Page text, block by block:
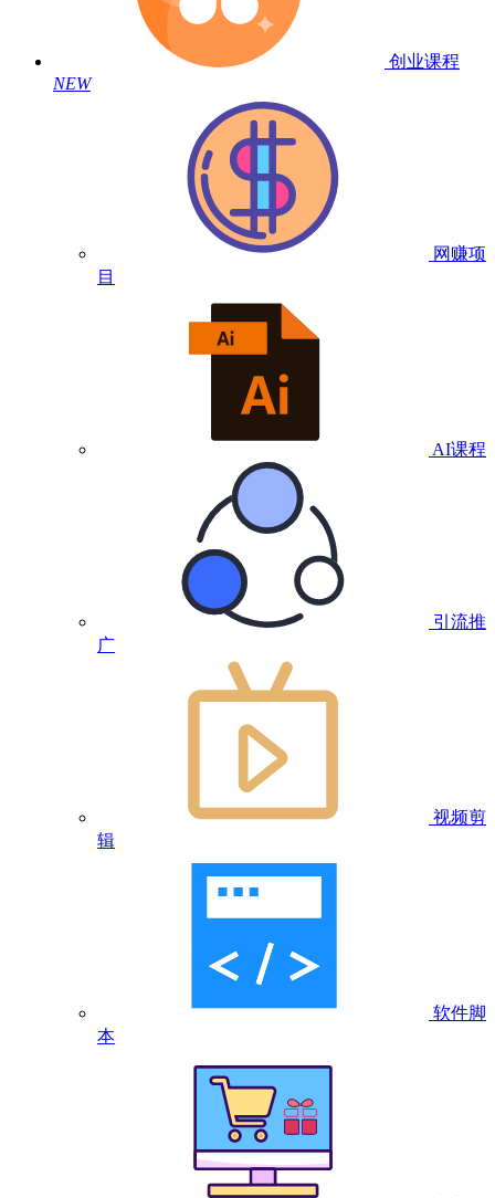
创业课程
NEW
网赚项
目
AI课程
引流推
广
视频剪
辑
软件脚
本